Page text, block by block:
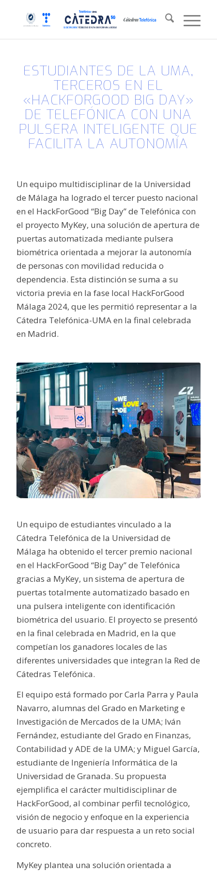
ESTUDIANTES DE LA UMA,
TERCEROS EN EL
«HACKFORGOOD BIG DAY»
DE TELEFÓNICA CON UNA
PULSERA INTELIGENTE QUE
FACILITA LA AUTONOMÍA
Un equipo multidisciplinar de la Universidad
de Málaga ha logrado el tercer puesto nacional
en el HackForGood “Big Day” de Telefónica con
el proyecto MyKey, una solución de apertura de
puertas automatizada mediante pulsera
biométrica orientada a mejorar la autonomía
de personas con movilidad reducida o
dependencia. Esta distinción se suma a su
victoria previa en la fase local HackForGood
Málaga 2024, que les permitió representar a la
Cátedra Telefónica-UMA en la final celebrada
en Madrid.
Un equipo de estudiantes vinculado a la
Cátedra Telefónica de la Universidad de
Málaga ha obtenido el tercer premio nacional
en el HackForGood “Big Day” de Telefónica
gracias a MyKey, un sistema de apertura de
puertas totalmente automatizado basado en
una pulsera inteligente con identificación
biométrica del usuario. El proyecto se presentó
en la final celebrada en Madrid, en la que
competían los ganadores locales de las
diferentes universidades que integran la Red de
Cátedras Telefónica.
El equipo está formado por Carla Parra y Paula
Navarro, alumnas del Grado en Marketing e
Investigación de Mercados de la UMA; Iván
Fernández, estudiante del Grado en Finanzas,
Contabilidad y ADE de la UMA; y Miguel García,
estudiante de Ingeniería Informática de la
Universidad de Granada. Su propuesta
ejemplifica el carácter multidisciplinar de
HackForGood, al combinar perfil tecnológico,
visión de negocio y enfoque en la experiencia
de usuario para dar respuesta a un reto social
concreto.
MyKey plantea una solución orientada a